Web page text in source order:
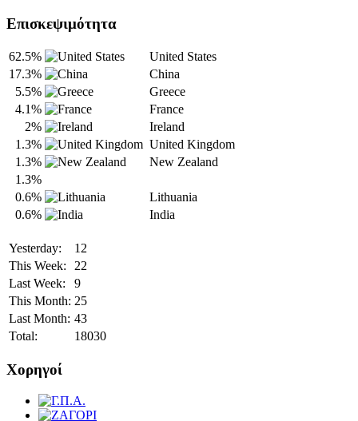
Επισκεψιμότητα
62.5%
United States
17.3%
China
5.5%
Greece
4.1%
France
2%
Ireland
1.3%
United Kingdom
1.3%
New Zealand
1.3%
0.6%
Lithuania
0.6%
India
Yesterday:
12
This Week:
22
Last Week:
9
This Month: 25
Last Month: 43
Total:
18030
Χορηγοί